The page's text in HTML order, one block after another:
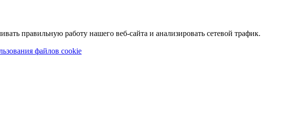
правильную работу нашего веб-сайта и анализировать сетевой трафик.
файлов cookie